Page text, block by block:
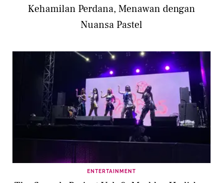
Kehamilan Perdana, Menawan dengan
Nuansa Pastel
ENTERTAINMENT